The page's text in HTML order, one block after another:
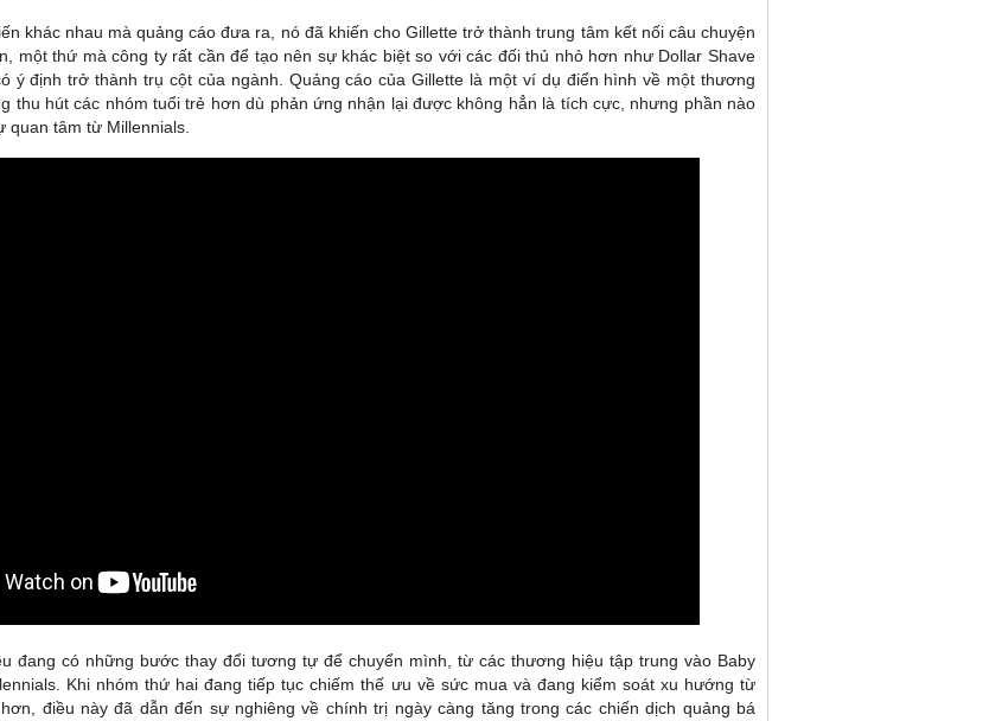
​​khác nhau mà quảng cáo đưa ra, nó đã khiến cho Gillette trở thành trung tâm kết nối câu chuyện
một thứ mà công ty rất cần để tạo nên sự khác biệt so với các đối thủ nhỏ hơn như Dollar Shave
ý định trở thành trụ cột của ngành. Quảng cáo của Gillette là một ví dụ điển hình về một thương
thu hút các nhóm tuổi trẻ hơn dù phản ứng nhận lại được không hẳn là tích cực, nhưng phần nào
quan tâm từ Millennials.
đang có những bước thay đổi tương tự để chuyển mình, từ các thương hiệu tập trung vào Baby
Khi nhóm thứ hai đang tiếp tục chiếm thế ưu về sức mua và đang kiểm soát xu hướng từ
điều này đã dẫn đến sự nghiêng về chính trị ngày càng tăng trong các chiến dịch quảng bá